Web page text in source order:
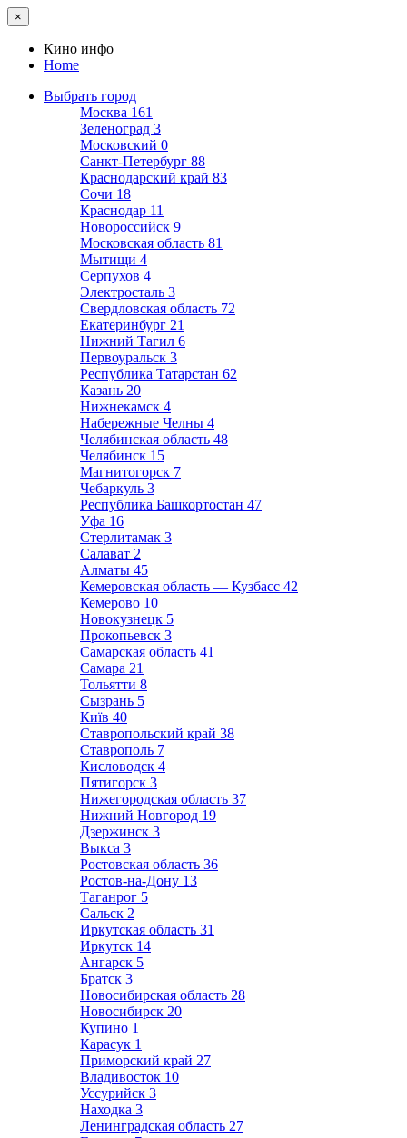
×
Кино инфо
Home
Выбрать город
Москва 161
Зеленоград 3
Московский 0
Санкт-Петербург 88
Краснодарский край 83
Сочи 18
Краснодар 11
Новороссийск 9
Московская область 81
Мытищи 4
Серпухов 4
Электросталь 3
Свердловская область 72
Екатеринбург 21
Нижний Тагил 6
Первоуральск 3
Республика Татарстан 62
Казань 20
Нижнекамск 4
Набережные Челны 4
Челябинская область 48
Челябинск 15
Магнитогорск 7
Чебаркуль 3
Республика Башкортостан 47
Уфа 16
Стерлитамак 3
Салават 2
Алматы 45
Кемеровская область — Кузбасс 42
Кемерово 10
Новокузнецк 5
Прокопьевск 3
Самарская область 41
Самара 21
Тольятти 8
Сызрань 5
Київ 40
Ставропольский край 38
Ставрополь 7
Кисловодск 4
Пятигорск 3
Нижегородская область 37
Нижний Новгород 19
Дзержинск 3
Выкса 3
Ростовская область 36
Ростов-на-Дону 13
Таганрог 5
Сальск 2
Иркутская область 31
Иркутск 14
Ангарск 5
Братск 3
Новосибирская область 28
Новосибирск 20
Купино 1
Карасук 1
Приморский край 27
Владивосток 10
Уссурийск 3
Находка 3
Ленинградская область 27